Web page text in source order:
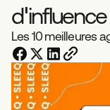
d'influence
Les 10 meilleures